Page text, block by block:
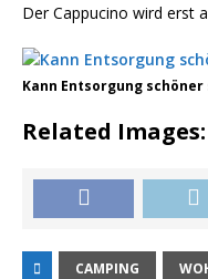
Der Cappucino wird erst
Kann Entsorgung schöner
Related Images:
CAMPING